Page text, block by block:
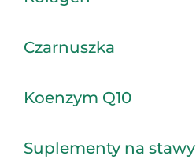
Czarnuszka
Koenzym Q10
Suplementy na stawy